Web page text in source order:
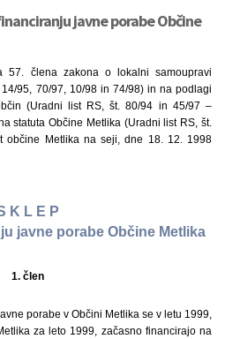
javne porabe Občine
57. člena zakona o lokalni samoupravi
95, 70/97, 10/98 in 74/98) in na podlagi
(Uradni list RS, št. 80/94 in 45/97 –
statuta Občine Metlika (Uradni list RS, št.
občine Metlika na seji, dne 18. 12. 1998
K L E P
javne porabe Občine Metlika
1. člen
porabe v Občini Metlika se v letu 1999,
za leto 1999, začasno financirajo na